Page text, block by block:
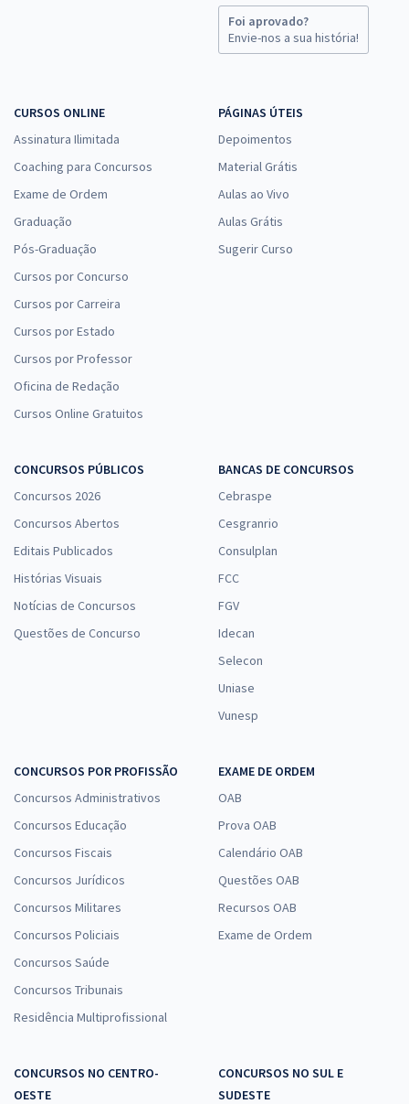
Foi aprovado?
Envie-nos a sua história!
CURSOS ONLINE
Assinatura Ilimitada
Coaching para Concursos
Exame de Ordem
Graduação
Pós-Graduação
Cursos por Concurso
Cursos por Carreira
Cursos por Estado
Cursos por Professor
Oficina de Redação
Cursos Online Gratuitos
PÁGINAS ÚTEIS
Depoimentos
Material Grátis
Aulas ao Vivo
Aulas Grátis
Sugerir Curso
CONCURSOS PÚBLICOS
Concursos 2026
Concursos Abertos
Editais Publicados
Histórias Visuais
Notícias de Concursos
Questões de Concurso
BANCAS DE CONCURSOS
Cebraspe
Cesgranrio
Consulplan
FCC
FGV
Idecan
Selecon
Uniase
Vunesp
CONCURSOS POR PROFISSÃO
Concursos Administrativos
Concursos Educação
Concursos Fiscais
Concursos Jurídicos
Concursos Militares
Concursos Policiais
Concursos Saúde
Concursos Tribunais
Residência Multiprofissional
EXAME DE ORDEM
OAB
Prova OAB
Calendário OAB
Questões OAB
Recursos OAB
Exame de Ordem
CONCURSOS NO CENTRO-
OESTE
CONCURSOS NO SUL E
SUDESTE